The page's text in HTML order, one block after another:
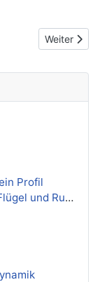
Nächster
Weiter
Profil
5.1.3 Dreidimensionale Strömung um Flügel und Rumpf